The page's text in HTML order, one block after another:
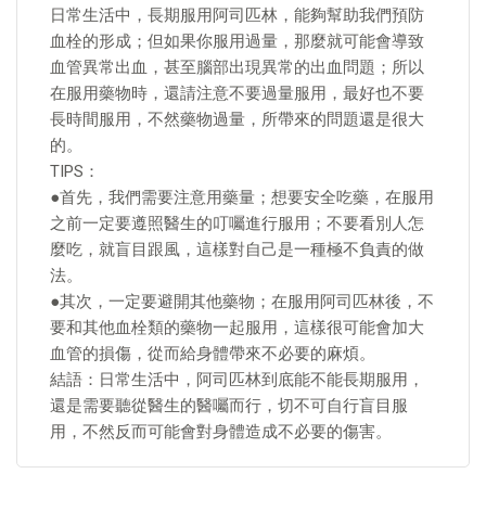
日常生活中，長期服用阿司匹林，能夠幫助我們預防
血栓的形成；但如果你服用過量，那麼就可能會導致
血管異常出血，甚至腦部出現異常的出血問題；所以
在服用藥物時，還請注意不要過量服用，最好也不要
長時間服用，不然藥物過量，所帶來的問題還是很大
的。
TIPS：
●首先，我們需要注意用藥量；想要安全吃藥，在服用
之前一定要遵照醫生的叮囑進行服用；不要看別人怎
麼吃，就盲目跟風，這樣對自己是一種極不負責的做
法。
●其次，一定要避開其他藥物；在服用阿司匹林後，不
要和其他血栓類的藥物一起服用，這樣很可能會加大
血管的損傷，從而給身體帶來不必要的麻煩。
結語：日常生活中，阿司匹林到底能不能長期服用，
還是需要聽從醫生的醫囑而行，切不可自行盲目服
用，不然反而可能會對身體造成不必要的傷害。